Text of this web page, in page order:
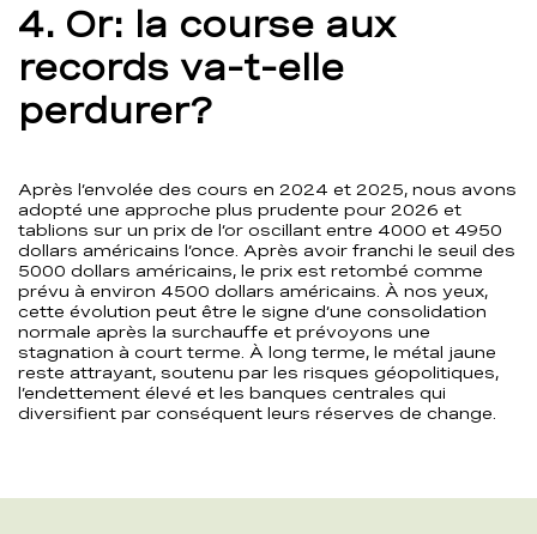
4. Or: la course aux
records va-t-elle
perdurer?
Après l’envolée des cours en 2024 et 2025, nous avons
adopté une approche plus prudente pour 2026 et
tablions sur un prix de l’or oscillant entre 4000 et 4950
dollars américains l’once. Après avoir franchi le seuil des
5000 dollars américains, le prix est retombé comme
prévu à environ 4500 dollars américains. À nos yeux,
cette évolution peut être le signe d’une consolidation
normale après la surchauffe et prévoyons une
stagnation à court terme. À long terme, le métal jaune
reste attrayant, soutenu par les risques géopolitiques,
l’endettement élevé et les banques centrales qui
diversifient par conséquent leurs réserves de change.